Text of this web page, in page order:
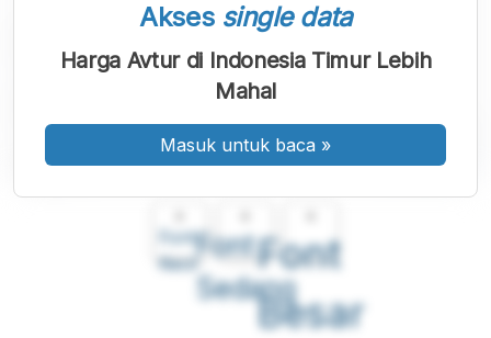
Font
Kecil
Font
Sedang
Font
Besar
Akses single data
Harga Avtur di Indonesia Timur Lebih
Mahal
Masuk untuk baca »